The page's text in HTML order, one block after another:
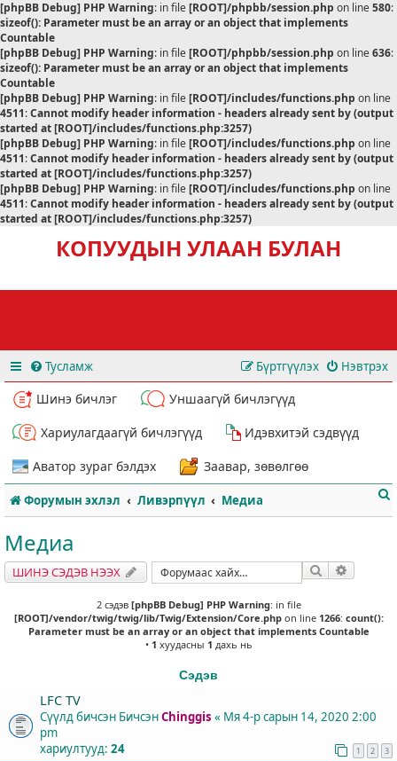
[phpBB Debug] PHP Warning: in file[ROOT]/phpbb/session.php on line580:
sizeof(): Parameter must be an array or an object that implements
Countable
[phpBB Debug] PHP Warning: in file[ROOT]/phpbb/session.php on line636:
sizeof(): Parameter must be an array or an object that implements
Countable
[phpBB Debug] PHP Warning: in file[ROOT]/includes/functions.php on line
4511:Cannot modify header information - headers already sent by (output
started at [ROOT]/includes/functions.php:3257)
[phpBB Debug] PHP Warning: in file[ROOT]/includes/functions.php on line
4511:Cannot modify header information - headers already sent by (output
started at [ROOT]/includes/functions.php:3257)
[phpBB Debug] PHP Warning: in file[ROOT]/includes/functions.php on line
4511:Cannot modify header information - headers already sent by (output
started at [ROOT]/includes/functions.php:3257)
КОПУУДЫН УЛААН БУЛАН
Тусламж Нэвтрэх
Бүртгүүлэх
Шинэ бичлэг
Уншаагүй бичлэгүүд
Хариулагдаагүй бичлэгүүд
Идэвхитэй сэдвүүд
Аватор зураг бэлдэх
Заавар, зөвөлгөө
Форумын эхлэл Ливэрпүүл Медиа
Медиа
ШИНЭ СЭДЭВ НЭЭХ Хайлт
2 сэдэв [phpBB Debug] PHP Warning: in file
[ROOT]/vendor/twig/twig/lib/Twig/Extension/Core.phpon line 1266: count():
Parameter must be an array or an object that implements Countable
• 1 хуудасны 1 дахь нь
Сэдэв
LFC TV
Сүүлд бичсэн БичсэнChinggis « Мя 4-р сарын 14, 2020 2:00
pm
хариултууд: 24 1 2 3